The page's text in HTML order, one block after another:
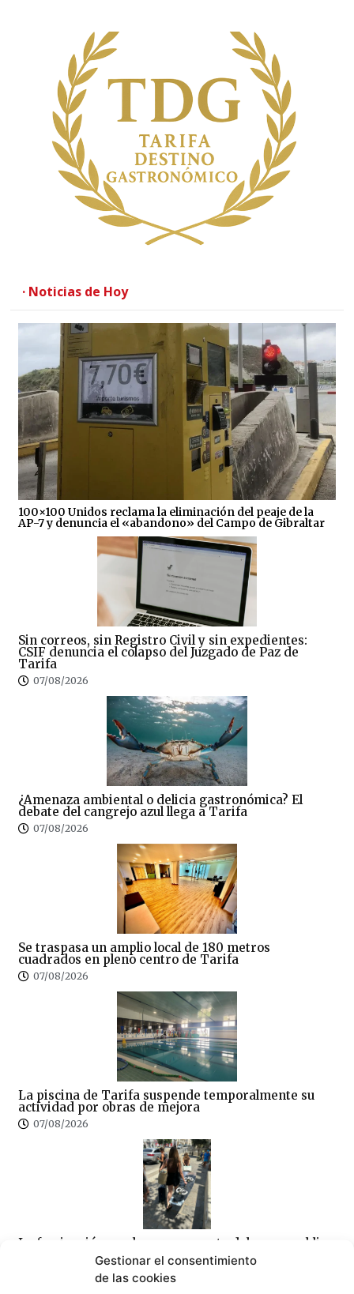
Gestionar el consentimiento
de las cookies
· Noticias de Hoy
100×100 Unidos reclama la eliminación del peaje de la
AP-7 y denuncia el «abandono» del Campo de Gibraltar
Sin correos, sin Registro Civil y sin expedientes:
CSIF denuncia el colapso del Juzgado de Paz de
Tarifa
07/08/2026
¿Amenaza ambiental o delicia gastronómica? El
debate del cangrejo azul llega a Tarifa
07/08/2026
Se traspasa un amplio local de 180 metros
cuadrados en pleno centro de Tarifa
07/08/2026
La piscina de Tarifa suspende temporalmente su
actividad por obras de mejora
07/08/2026
La fumigación en el peor momento del verano obliga
al Ayuntamiento a intentar rectificar, tras las quejas
de los empresarios